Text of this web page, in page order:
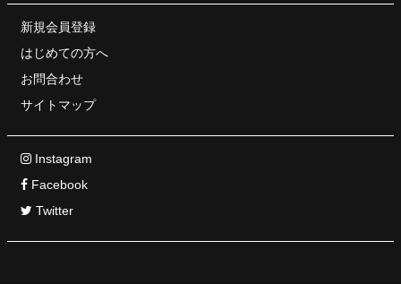
新規会員登録
はじめての方へ
お問合わせ
サイトマップ
Instagram
Facebook
Twitter